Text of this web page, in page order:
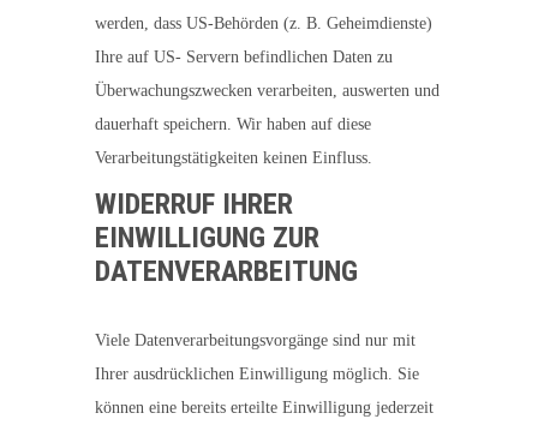
werden, dass US-Behörden (z. B. Geheimdienste)
Ihre auf US- Servern befindlichen Daten zu
Überwachungszwecken verarbeiten, auswerten und
dauerhaft speichern. Wir haben auf diese
Verarbeitungstätigkeiten keinen Einfluss.
WIDERRUF IHRER
EINWILLIGUNG ZUR
DATENVERARBEITUNG
Viele Datenverarbeitungsvorgänge sind nur mit
Ihrer ausdrücklichen Einwilligung möglich. Sie
können eine bereits erteilte Einwilligung jederzeit